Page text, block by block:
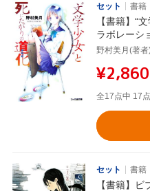
セット 書籍
【書籍】“
ラボレーシ
野村美月(著者
¥2,860
全17点中 17点
セット 書籍
【書籍】